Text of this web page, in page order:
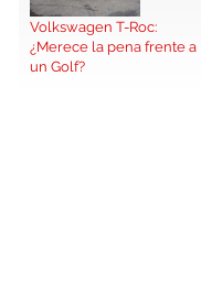
Volkswagen T-Roc:
¿Merece la pena frente a
un Golf?